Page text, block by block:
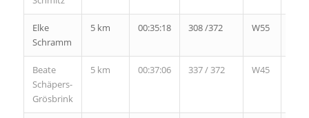
Elke
Schramm
5 km 00:35:18 308 /372 W55
Beate
Schäpers-
Grösbrink
5 km 00:37:06 337 / 372 W45